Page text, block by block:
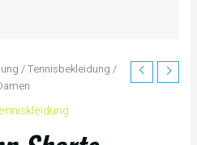
/Tennisbekleidung /